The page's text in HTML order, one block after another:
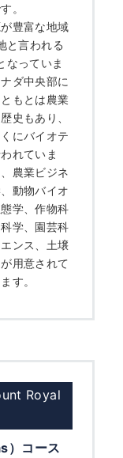
。
豊富な地域
と言われる
なっていま
ダ中央部に
もとは農業
史もあり、
にバイオテ
れていま
農業ビジネ
動物バイオ
学、作物科
学、園芸科
ンス、土壌
用意されて
す。
Royal
）コース